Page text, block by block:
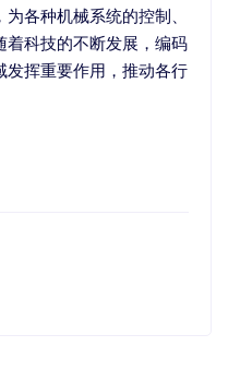
各种机械系统的控制、
着科技的不断发展，编码
发挥重要作用，推动各行